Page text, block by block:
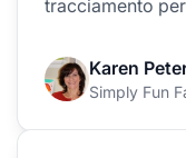
tracciamento
Karen
Simply Fun